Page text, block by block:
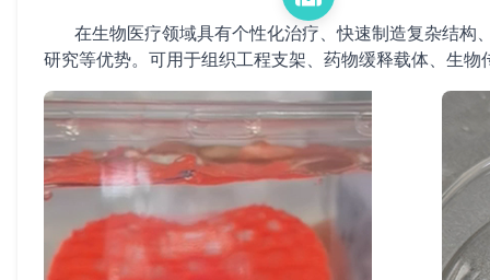
在生物医疗领域具有个性化治疗、快速制造复杂结构
研究等优势。可用于组织工程支架、药物缓释载体、生